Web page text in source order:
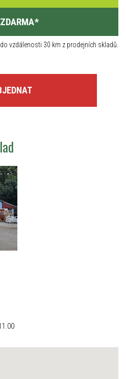
ZDARMA*
vzdálenosti 30 km z prodejních skladů.